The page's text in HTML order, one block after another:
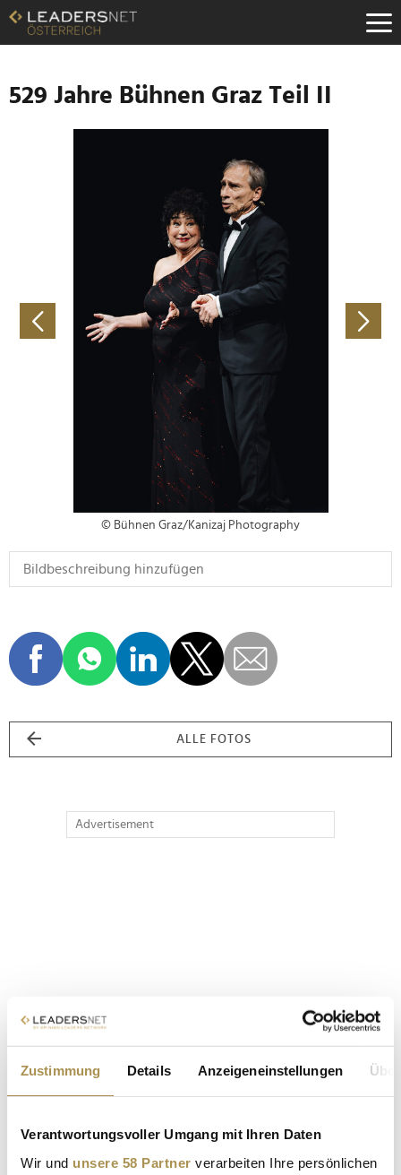
Zustimmung Details Anzeigeneinstellungen
Verantwortungsvoller Umgang mit Ihren Daten
Wir und unsere 58 Partner verarbeiten Ihre persönlichen
Zum
Inhalt
Zur
Navigation
Zur
Hauptnavigation
529 Jahre Bühnen Graz Teil II
© Bühnen Graz/Kanizaj Photography
ALLE FOTOS
Advertisement